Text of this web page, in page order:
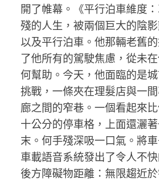
開了帷幕。《平行泊車維度
殘的人生，被兩個巨大的陰
以及平行泊車。他那輛老舊
了他所有的駕駛焦慮，從未
何幫助。今天，他面臨的是
挑戰，一條夾在理髮店與一
廊之間的窄巷。一個看起來
十公分的停車格，上面還灑
末。何手殘深吸一口氣。將
車載語音系統發出了令人不
後方障礙物距離：無限趨近